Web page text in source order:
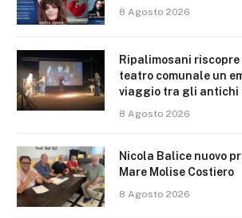
8 Agosto 2026
Ripalimosani
teatro comunale un
viaggio tra gli antichi
8 Agosto 2026
Nicola Balice nuovo
Mare Molise Costiero
8 Agosto 2026